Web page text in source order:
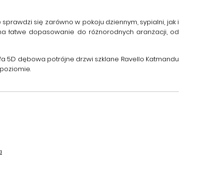
się zarówno w pokoju dziennym, sypialni, jak i
łatwe dopasowanie do różnorodnych aranżacji, od
5D dębowa potrójne drzwi szklane Ravello Katmandu